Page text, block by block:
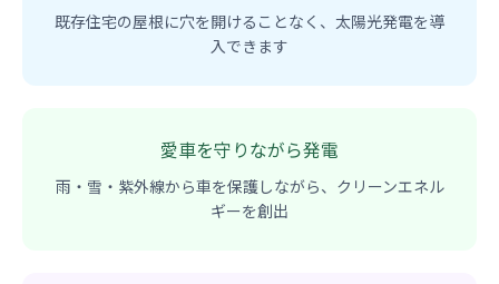
既存住宅の屋根に穴を開けることなく、太陽光発電を導
入できます
愛車を守りながら発電
雨・雪・紫外線から車を保護しながら、クリーンエネル
ギーを創出